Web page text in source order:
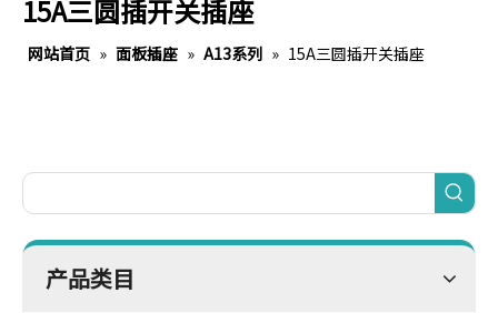
15A三圆插开关插座
网站首页 » 面板插座 » A13系列 » 15A三圆插开关插座
产品类目